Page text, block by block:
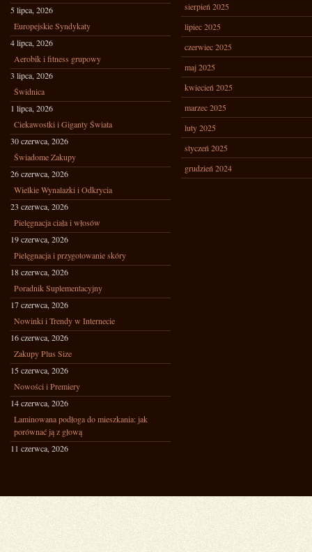
5 lipca, 2026
Europejskie Syndykaty
4 lipca, 2026
Aerobik i fitness grupowy
3 lipca, 2026
Świdnica
1 lipca, 2026
Ciekawostki i Giganty Świata
30 czerwca, 2026
Świadome Zakupy
26 czerwca, 2026
Wielkie Wynalazki i Odkrycia
23 czerwca, 2026
Pielęgnacja ciała i włosów
19 czerwca, 2026
Pielęgnacja i przygotowanie skóry
18 czerwca, 2026
Poradnik Suplementacyjny
17 czerwca, 2026
Nowinki i Trendy w Internecie
16 czerwca, 2026
Zakupy Plus Size
15 czerwca, 2026
Nowości i Premiery
14 czerwca, 2026
Laminowana podłoga do mieszkania: jak
porównać ją z głową
11 czerwca, 2026
sierpień 2025
lipiec 2025
czerwiec 2025
maj 2025
kwiecień 2025
marzec 2025
luty 2025
styczeń 2025
grudzień 2024